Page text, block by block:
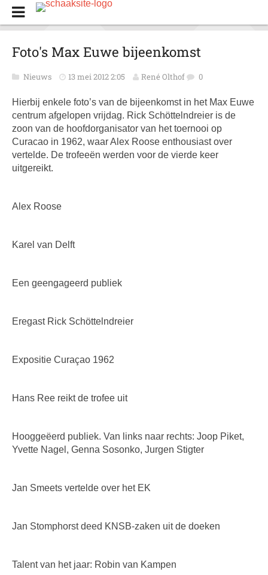
Foto's Max Euwe bijeenkomst
Nieuws 13 mei 2012 2:05 René Olthof 0
Hierbij enkele foto’s van de bijeenkomst in het Max Euwe
centrum afgelopen vrijdag. Rick Schöttelndreier is de
zoon van de hoofdorganisator van het toernooi op
Curacao in 1962, waar Alex Roose enthousiast over
vertelde. De trofeeën werden voor de vierde keer
uitgereikt.
Alex Roose
Karel van Delft
Een geengageerd publiek
Eregast Rick Schöttelndreier
Expositie Curaçao 1962
Hans Ree reikt de trofee uit
Hooggeëerd publiek. Van links naar rechts: Joop Piket,
Yvette Nagel, Genna Sosonko, Jurgen Stigter
Jan Smeets vertelde over het EK
Jan Stomphorst deed KNSB-zaken uit de doeken
Talent van het jaar: Robin van Kampen